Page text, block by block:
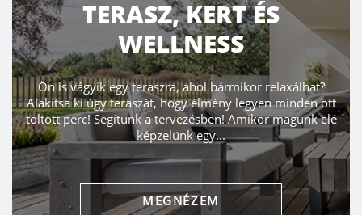
TERASZ, KERT ÉS
WELLNESS
Ön is vágyik egy teraszra, ahol bármikor relaxálhat?
Alakítsa ki úgy teraszát, hogy élmény legyen minden ott
töltött perc! Segítünk a tervezésben! Amikor magunk elé
képzelünk egy...
MEGNÉZEM